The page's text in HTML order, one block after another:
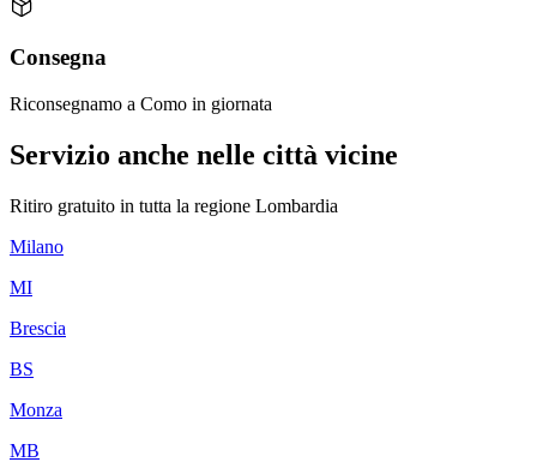
Consegna
Riconsegnamo a Como in giornata
Servizio anche nelle città vicine
Ritiro gratuito in tutta la regione Lombardia
Milano
MI
Brescia
BS
Monza
MB